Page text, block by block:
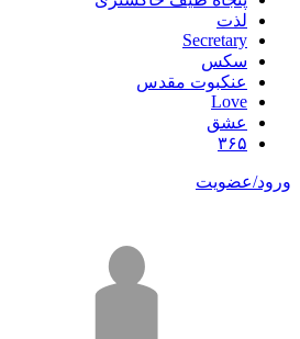
لذت
Secretary
سکس
عنکبوت مقدس
Love
عشق
۳۶۵
ورود/عضویت